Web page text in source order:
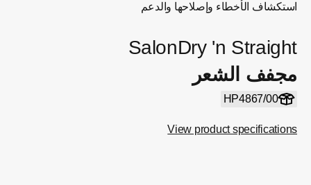
استكشاف الأخطاء وإصلاحها والدعم
SalonDry 'n Straight
مجفف الشعر
HP4867/00
View product specifications